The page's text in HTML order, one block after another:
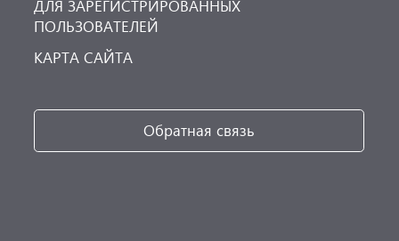
ДЛЯ ЗАРЕГИСТРИРОВАННЫХ
ПОЛЬЗОВАТЕЛЕЙ
КАРТА САЙТА
Обратная связь